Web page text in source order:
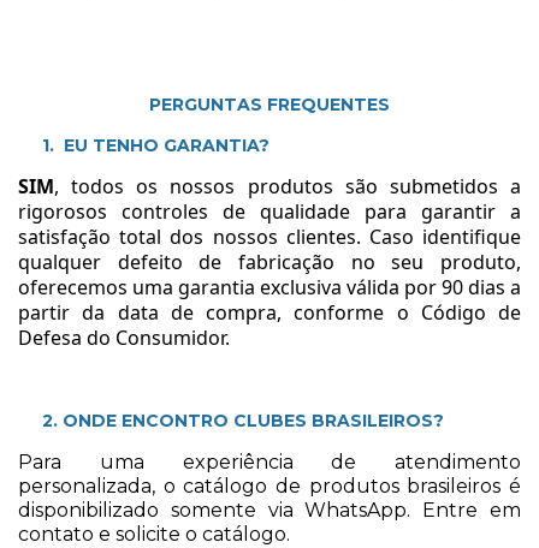
PERGUNTAS FREQUENTES
1. EU TENHO GARANTIA?
SIM, todos os nossos produtos são submetidos a
rigorosos controles de qualidade para garantir a
satisfação total dos nossos clientes. Caso identifique
qualquer defeito de fabricação no seu produto,
oferecemos uma garantia exclusiva válida por 90 dias a
partir da data de compra, conforme o Código de
Defesa do Consumidor.
2. ONDE ENCONTRO CLUBES BRASILEIROS?
Para uma experiência de atendimento
personalizada, o catálogo de produtos brasileiros é
disponibilizado somente via WhatsApp. Entre em
contato e solicite o catálogo.